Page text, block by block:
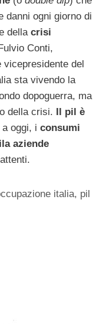
danni ogni giorno di
della crisi
Conti,
vicepresidente del
sta vivendo la
dopoguerra, ma
della crisi. Il pil è
a oggi, i consumi
aziende
italia, pil